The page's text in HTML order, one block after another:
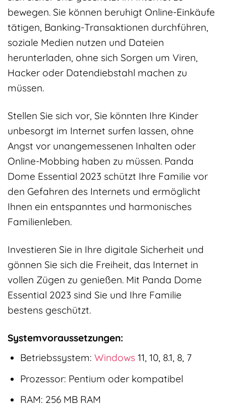
bewegen. Sie können beruhigt Online-Einkäufe
tätigen, Banking-Transaktionen durchführen,
soziale Medien nutzen und Dateien
herunterladen, ohne sich Sorgen um Viren,
Hacker oder Datendiebstahl machen zu
müssen.
Stellen Sie sich vor, Sie könnten Ihre Kinder
unbesorgt im Internet surfen lassen, ohne
Angst vor unangemessenen Inhalten oder
Online-Mobbing haben zu müssen. Panda
Dome Essential 2023 schützt Ihre Familie vor
den Gefahren des Internets und ermöglicht
Ihnen ein entspanntes und harmonisches
Familienleben.
Investieren Sie in Ihre digitale Sicherheit und
gönnen Sie sich die Freiheit, das Internet in
vollen Zügen zu genießen. Mit Panda Dome
Essential 2023 sind Sie und Ihre Familie
bestens geschützt.
Systemvoraussetzungen:
Betriebssystem: Windows 11, 10, 8.1, 8, 7
Prozessor: Pentium oder kompatibel
RAM: 256 MB RAM